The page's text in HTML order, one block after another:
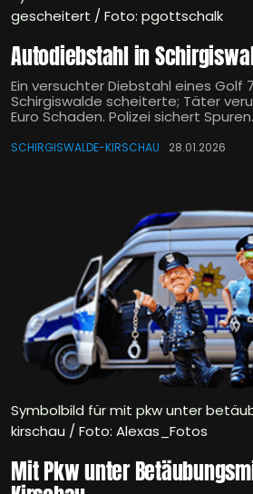
gescheitert / Foto: pgottschalk
Autodiebstahl in
Ein versuchter Diebstahl eines Golf
Schirgiswalde scheiterte; Täter
Euro Schaden. Polizei sichert Spuren.
SCHIRGISWALDE-KIRSCHAU 28.01.2026
Symbolbild für mit pkw unter
kirschau / Foto: Alexas_Fotos
Mit Pkw unter